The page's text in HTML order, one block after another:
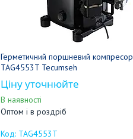
Герметичний поршневий компресор
TAG4553T Tecumseh
Ціну уточнюйте
В наявності
Оптом і в роздріб
TAG4553T